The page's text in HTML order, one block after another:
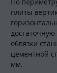
плиты
обвязки
цементной
мм.